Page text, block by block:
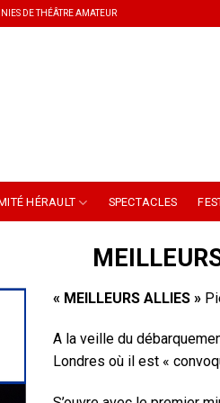
DE THÉÂTRE AMATEUR
HÉRAULT SPECTACLES
« MEILLEURS ALLIES »
A la veille du
Londres où il est «